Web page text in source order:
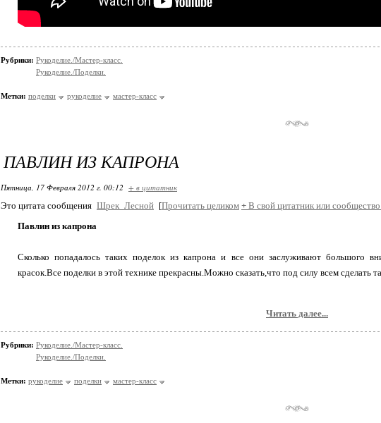
Рубрики: Рукоделие./Мастер-класс.
Рукоделие./Поделки.
Метки: поделки рукоделие мастер-класс
ПАВЛИН ИЗ КАПРОНА
Пятница, 17 Февраля 2012 г. 00:12 + в цитатник
Это цитата сообщения Шрек_Лесной [Прочитать целиком + В свой цитатник или
Павлин из капрона
Сколько попадалось таких поделок из капрона и все они заслуживают большого
красок.Все поделки в этой технике прекрасны.Можно сказать,что под силу всем сделать
Читать далее...
Рубрики: Рукоделие./Мастер-класс.
Рукоделие./Поделки.
Метки: рукоделие поделки мастер-класс